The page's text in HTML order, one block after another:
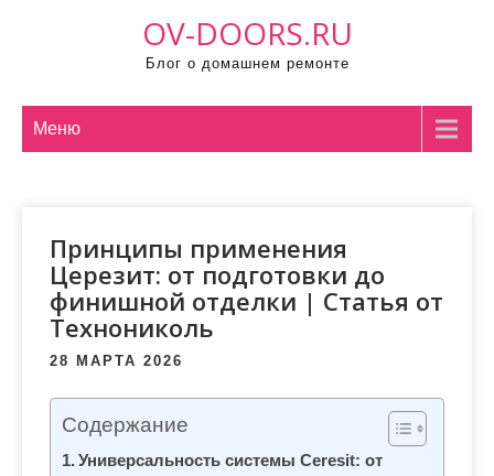
OV-DOORS.RU
Блог о домашнем ремонте
Меню
Принципы применения
Церезит: от подготовки до
финишной отделки | Статья от
Технониколь
28 МАРТА 2026
Содержание
Универсальность системы Ceresit: от